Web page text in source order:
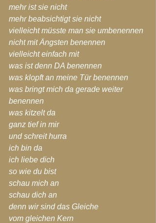
mehr ist sie nicht
mehr beabsichtigt sie nicht
vielleicht müsste man sie umbenennen
nicht mit Ängsten benennen
vielleicht einfach mit
was ist denn DA benennen
was klopft an meine Tür benennen
was bringt mich da gerade weiter
benennen
was kitzelt da
ganz tief in mir
und schreit hurra
ich bin da
ich liebe dich
so wie du bist
schau mich an
schau dich an
denn wir sind das Gleiche
vom gleichen Kern